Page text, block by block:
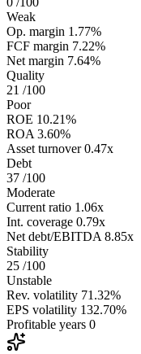
Weak
Op. margin 1.77%
FCF margin 7.22%
Net margin 7.64%
Quality
21 /100
Poor
ROE 10.21%
ROA 3.60%
Asset turnover 0.47x
Debt
37 /100
Moderate
Current ratio 1.06x
Int. coverage 0.79x
Net debt/EBITDA 8.85x
Stability
25 /100
Unstable
Rev. volatility 71.32%
EPS volatility 132.70%
Profitable years 0